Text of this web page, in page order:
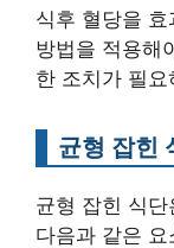
식후 혈당을
방법을 적용해
한 조치가 필요
균형 잡힌
균형 잡힌 식
다음과 같은